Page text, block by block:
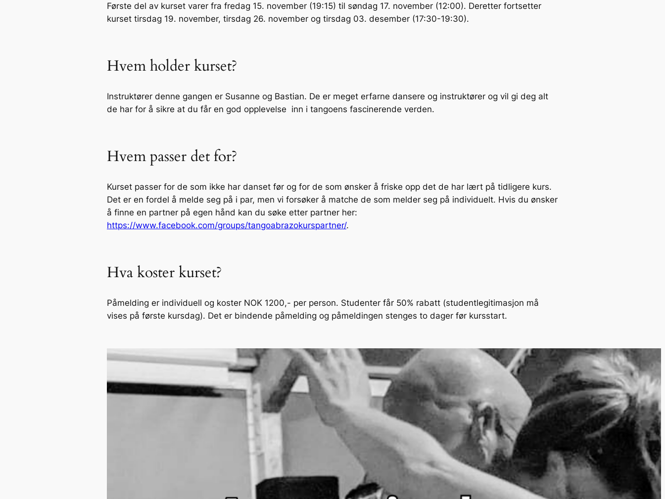
Første del av kurset varer fra fredag 15. november (19:15) til søndag 17. november (12:00). Deretter fortsetter
kurset tirsdag 19. november, tirsdag 26. november og tirsdag 03. desember (17:30-19:30).
Hvem holder kurset?
Instruktører denne gangen er Susanne og Bastian. De er meget erfarne dansere og instruktører og vil gi deg alt
de har for å sikre at du får en god opplevelse inn i tangoens fascinerende verden.
Hvem passer det for?
Kurset passer for de som ikke har danset før og for de som ønsker å friske opp det de har lært på tidligere kurs.
Det er en fordel å melde seg på i par, men vi forsøker å matche de som melder seg på individuelt. Hvis du ønsker
å finne en partner på egen hånd kan du søke etter partner her:
https://www.facebook.com/groups/tangoabrazokurspartner/.
Hva koster kurset?
Påmelding er individuell og koster NOK 1200,- per person. Studenter får 50% rabatt (studentlegitimasjon må
vises på første kursdag). Det er bindende påmelding og påmeldingen stenges to dager før kursstart.
Ønsker du å melde deg på?
Klikk på knappen under for mer informasjon
om pris, medlemskap og vilkår til betaling.
Du kan også følge oss på sosiale medier for
å holde deg oppdatert.
Link til påmelding InstagramFacebook